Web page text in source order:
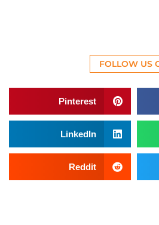
FOLLOW US
Pinterest
LinkedIn
Reddit